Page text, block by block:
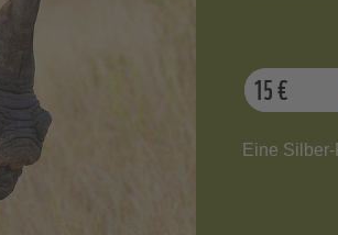
15€
Eine